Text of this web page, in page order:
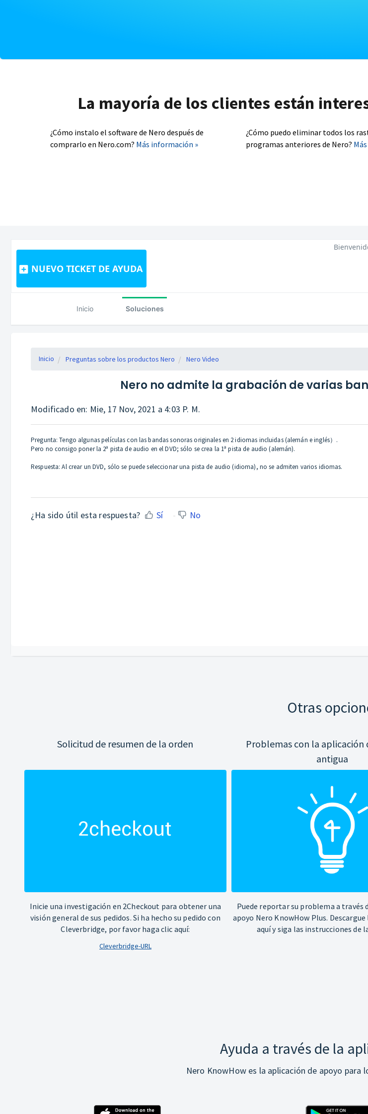
La mayoría de los clientes están
¿Cómo instalo el software de Nero después de
comprarlo en Nero.com? Más información »
¿Cómo puedo eliminar todos los
programas anteriores de Nero?
NUEVO TICKET DE AYUDA
Inicio Soluciones
Inicio Preguntas sobre los productos Nero Nero Video
Nero no admite la grabación de varias
Modificado en: Mie, 17 Nov, 2021 a 4:03 P. M.
Pregunta: Tengo algunas películas con las bandas sonoras originales en 2 idiomas incluidas (alemán e inglés）.
Pero no consigo poner la 2ª pista de audio en el DVD; sólo se crea la 1ª pista de audio (alemán).
Respuesta: Al crear un DVD, sólo se puede seleccionar una pista de audio (idioma), no se admiten varios idiomas.
¿Ha sido útil esta respuesta? Sí No
Otras
Solicitud de resumen de la orden
Inicie una investigación en 2Checkout para obtener una
visión general de sus pedidos. Si ha hecho su pedido con
Cleverbridge, por favor haga clic aquí:
Cleverbridge-URL
Problemas con la aplicación
antigua
Puede reportar su problema a través
apoyo Nero KnowHow Plus.
aquí y siga las instrucciones de
Ayuda a través de la
Nero KnowHow es la aplicación de apoyo